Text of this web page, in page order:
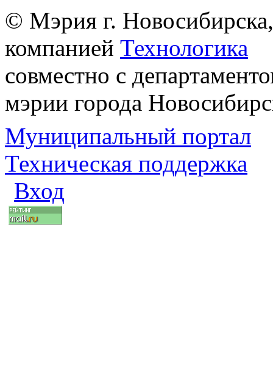
© Мэрия г.
компанией Технологика
совместно с
мэрии города
Муниципальный портал
Техническая поддержка
Вход